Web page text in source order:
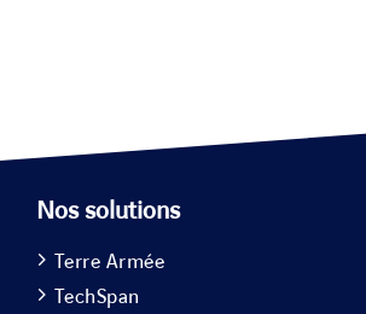
Nos solutions
Terre Armée
TechSpan